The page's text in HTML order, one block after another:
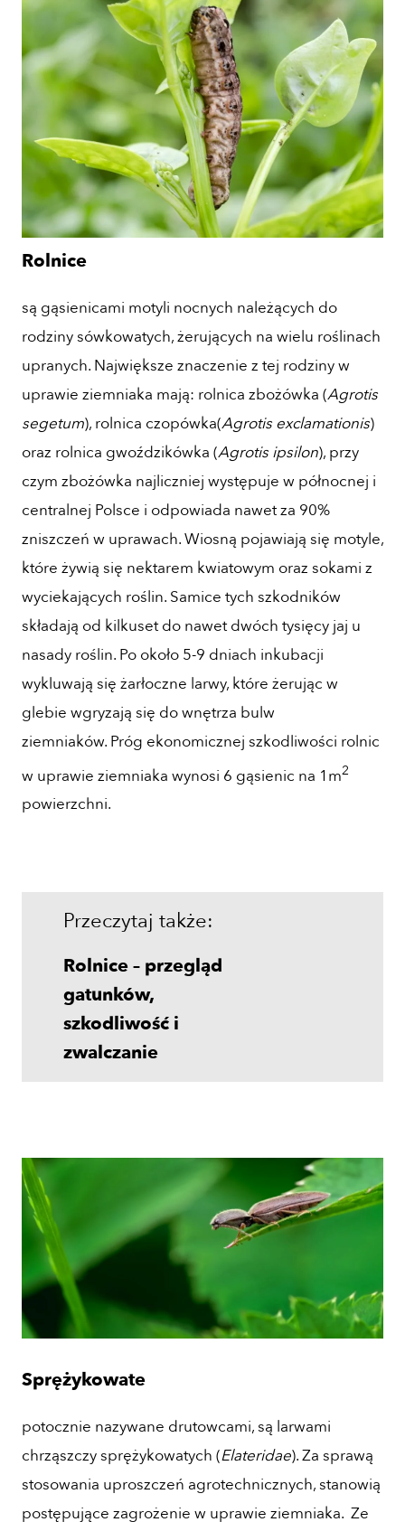
Rolnice
są gąsienicami motyli nocnych należących do
rodziny sówkowatych, żerujących na wielu roślinach
upranych. Największe znaczenie z tej rodziny w
uprawie ziemniaka mają: rolnica zbożówka (Agrotis
segetum), rolnica czopówka(Agrotis exclamationis)
oraz rolnica gwoździkówka (Agrotis ipsilon), przy
czym zbożówka najliczniej występuje w północnej i
centralnej Polsce i odpowiada nawet za 90%
zniszczeń w uprawach. Wiosną pojawiają się motyle,
które żywią się nektarem kwiatowym oraz sokami z
wyciekających roślin. Samice tych szkodników
składają od kilkuset do nawet dwóch tysięcy jaj u
nasady roślin. Po około 5-9 dniach inkubacji
wykluwają się żarłoczne larwy, które żerując w
glebie wgryzają się do wnętrza bulw
ziemniaków. Próg ekonomicznej szkodliwości rolnic
w uprawie ziemniaka wynosi 6 gąsienic na 1m2
powierzchni.
Przeczytaj także:
Rolnice – przegląd
gatunków,
szkodliwość i
zwalczanie
Sprężykowate
potocznie nazywane drutowcami, są larwami
chrząszczy sprężykowatych (Elateridae). Za sprawą
stosowania uproszczeń agrotechnicznych, stanowią
postępujące zagrożenie w uprawie ziemniaka. Ze